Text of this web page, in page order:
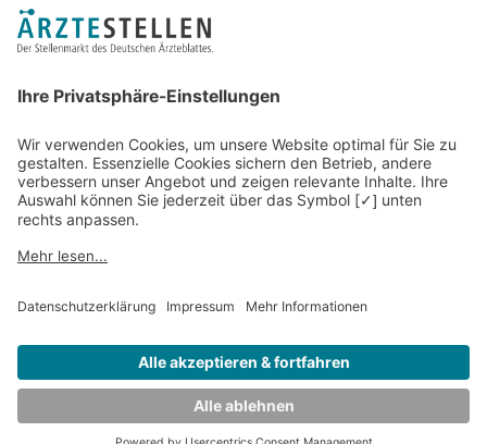
Recruiting-Podcast
Kontakt
Datenschutz
Newsletter
Entwickelt durchJOBIQO